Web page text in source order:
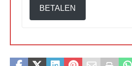
BETALEN